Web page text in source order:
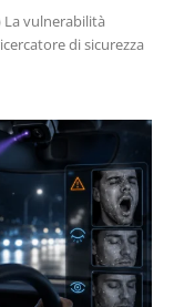
di sicurezza